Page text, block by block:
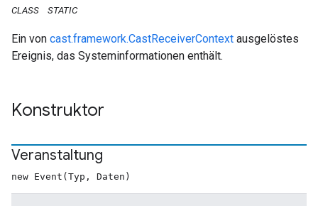
CLASS STATIC
Ein von cast.framework.CastReceiverContext ausgelöstes
Ereignis, das Systeminformationen enthält.
Konstruktor
Veranstaltung
new Event(Typ, Daten)